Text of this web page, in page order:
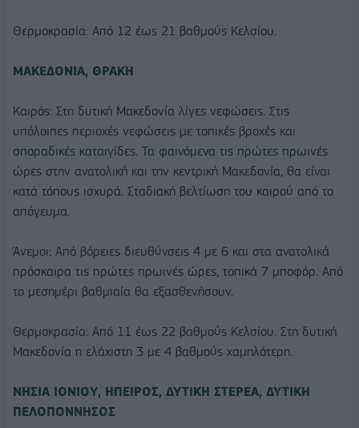
Θερμοκρασία: Από 12 έως 21 βαθμούς Κελσίου.
ΜΑΚΕΔΟΝΙΑ, ΘΡΑΚΗ
Καιρός: Στη δυτική Μακεδονία λίγες νεφώσεις. Στις
υπόλοιπες περιοχές νεφώσεις με τοπικές βροχές και
σποραδικές καταιγίδες. Τα φαινόμενα τις πρώτες πρωινές
ώρες στην ανατολική και την κεντρική Μακεδονία, θα είναι
κατά τόπους ισχυρά. Σταδιακή βελτίωση του καιρού από το
απόγευμα.
Άνεμοι: Από βόρειες διευθύνσεις 4 με 6 και στα ανατολικά
πρόσκαιρα τις πρώτες πρωινές ώρες, τοπικά 7 μποφόρ. Από
το μεσημέρι βαθμιαία θα εξασθενήσουν.
Θερμοκρασία: Από 11 έως 22 βαθμούς Κελσίου. Στη δυτική
Μακεδονία η ελάχιστη 3 με 4 βαθμούς χαμηλότερη.
ΝΗΣΙΑ ΙΟΝΙΟΥ, ΗΠΕΙΡΟΣ, ΔΥΤΙΚΗ ΣΤΕΡΕΑ, ΔΥΤΙΚΗ
ΠΕΛΟΠΟΝΝΗΣΟΣ